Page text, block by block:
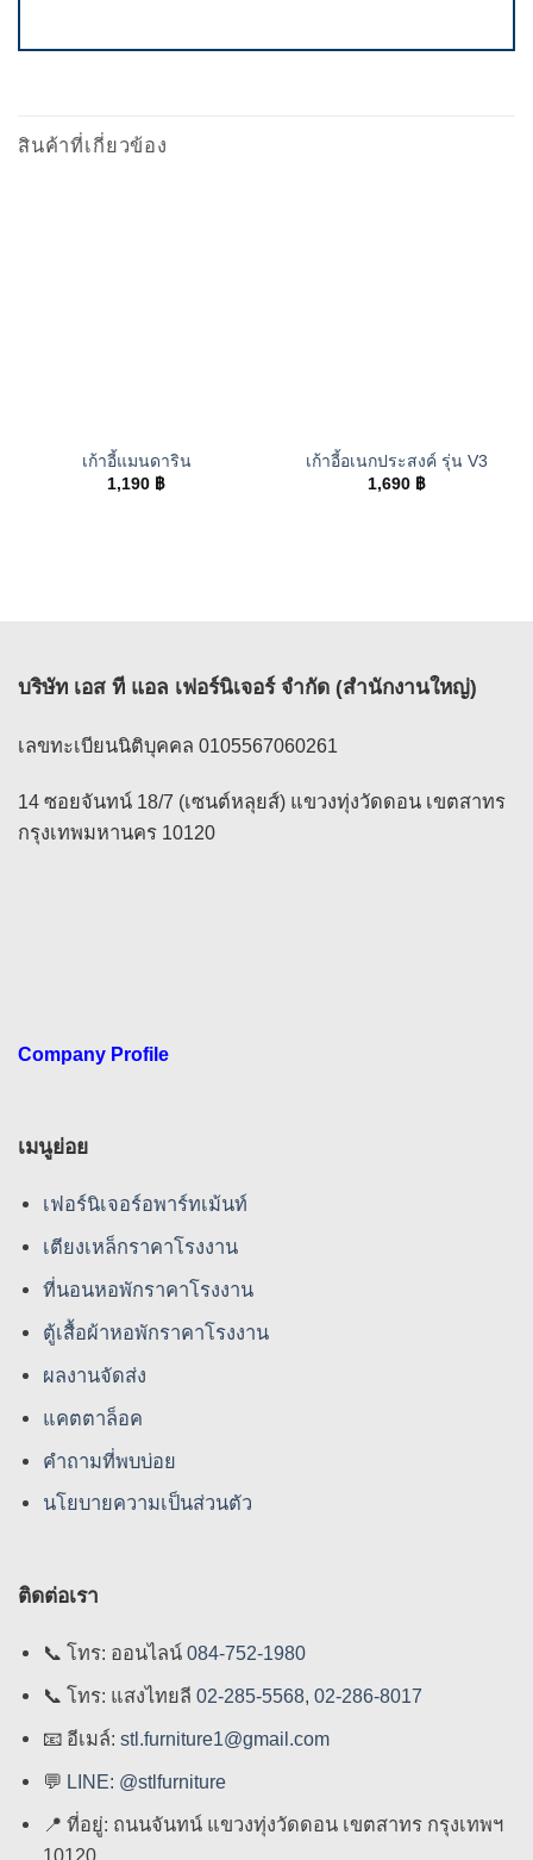
สินค้าที่เกี่ยวข้อง
เก้าอี้แมนดาริน
1,190 ฿
เก้าอี้อเนกประสงค์ รุ่น V3
1,690 ฿
บริษัท เอส ที แอล เฟอร์นิเจอร์ จำกัด (สำนักงานใหญ่)
เลขทะเบียนนิติบุคคล 0105567060261
14 ซอยจันทน์ 18/7 (เซนต์หลุยส์) แขวงทุ่งวัดดอน เขตสาทร
กรุงเทพมหานคร 10120
Company Profile
เมนูย่อย
เฟอร์นิเจอร์อพาร์ทเม้นท์
เตียงเหล็กราคาโรงงาน
ที่นอนหอพักราคาโรงงาน
ตู้เสื้อผ้าหอพักราคาโรงงาน
ผลงานจัดส่ง
แคตตาล็อค
คําถามที่พบบ่อย
นโยบายความเป็นส่วนตัว
ติดต่อเรา
📞โทร: ออนไลน์084-752-1980
📞โทร: แสงไทยลี 02-285-5568,02-286-8017
📧 อีเมล์:stl.furniture1@gmail.com
💬 LINE: @stlfurniture
📍 ที่อยู่: ถนนจันทน์ แขวงทุ่งวัดดอน เขตสาทร กรุงเทพฯ
10120